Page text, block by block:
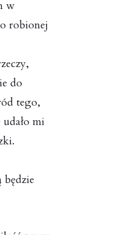
w
robionej
do
tego,
mi
będzie